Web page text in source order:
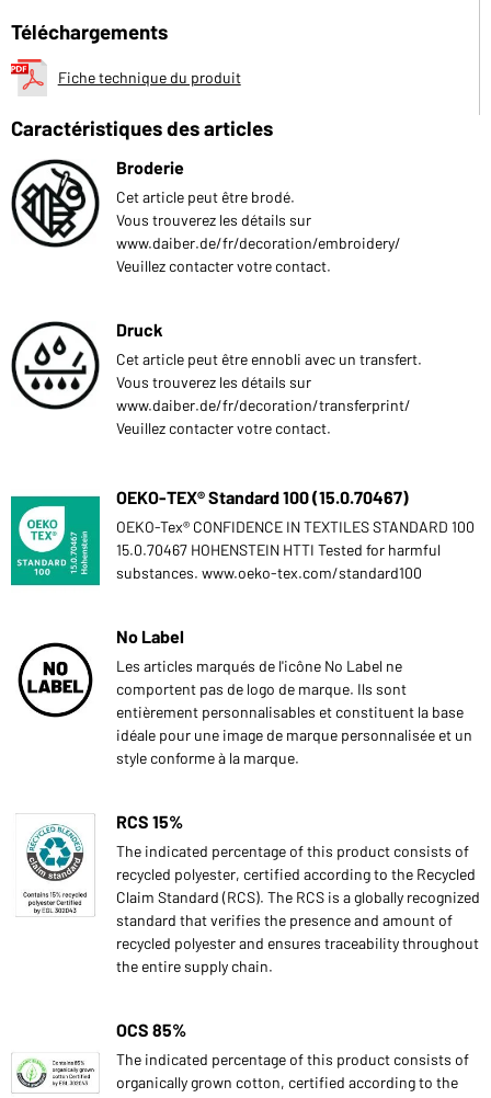
Téléchargements
Fiche technique du produit
Caractéristiques des articles
Broderie
Cet article peut être brodé.
Vous trouverez les détails sur
www.daiber.de/fr/decoration/embroidery/
Veuillez contacter votre contact.
Druck
Cet article peut être ennobli avec un transfert.
Vous trouverez les détails sur
www.daiber.de/fr/decoration/transferprint/
Veuillez contacter votre contact.
OEKO-TEX® Standard 100 (15.0.70467)
OEKO-Tex® CONFIDENCE IN TEXTILES STANDARD 100
15.0.70467 HOHENSTEIN HTTI Tested for harmful
substances. www.oeko-tex.com/standard100
No Label
Les articles marqués de l'icône No Label ne
comportent pas de logo de marque. Ils sont
entièrement personnalisables et constituent la base
idéale pour une image de marque personnalisée et un
style conforme à la marque.
RCS 15%
The indicated percentage of this product consists of
recycled polyester, certified according to the Recycled
Claim Standard (RCS). The RCS is a globally recognized
standard that verifies the presence and amount of
recycled polyester and ensures traceability throughout
the entire supply chain.
OCS 85%
The indicated percentage of this product consists of
organically grown cotton, certified according to the